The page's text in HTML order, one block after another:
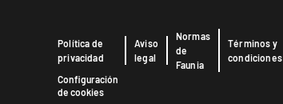
Política de
privacidad
Aviso
legal
Normas
de
Faunia
Términos y
condiciones
Configuración
de cookies